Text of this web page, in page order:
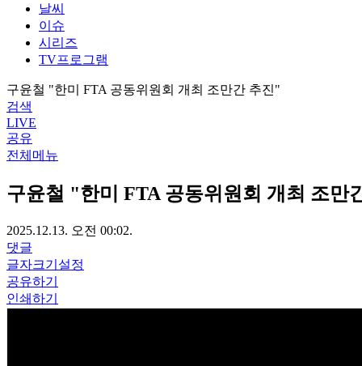
날씨
이슈
시리즈
TV프로그램
구윤철 "한미 FTA 공동위원회 개최 조만간 추진"
검색
LIVE
공유
전체메뉴
구윤철 "한미 FTA 공동위원회 개최 조만
2025.12.13. 오전 00:02.
댓글
글자크기설정
공유하기
인쇄하기